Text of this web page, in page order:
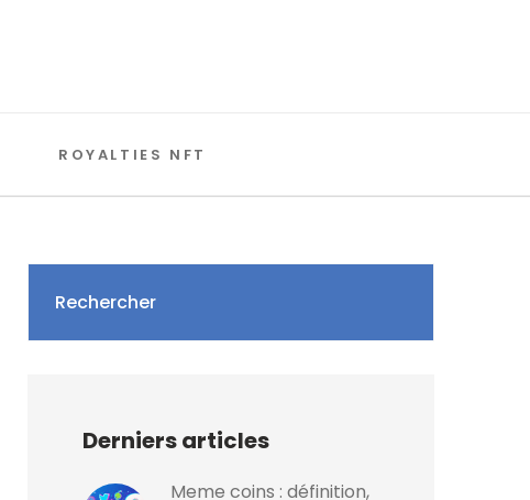
ROYALTIES NFT
Rechercher
Derniers articles
Meme coins : définition,